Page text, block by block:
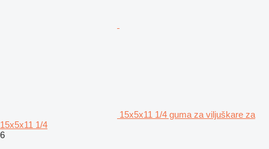
15x5x11 1/4 guma za viljuškare za
15x5x11 1/4
6